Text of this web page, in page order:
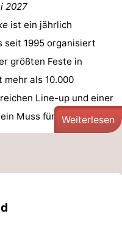
2027
ist ein jährlich
seit 1995 organisiert
größten Feste in
als 10.000
Line-up und einer
Muss für ...Weiterlesen